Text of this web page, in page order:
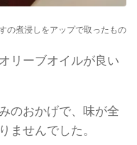
の煮浸しをアップで取ったもの
リーブオイルが良い
のおかげで、味が全
ませんでした。